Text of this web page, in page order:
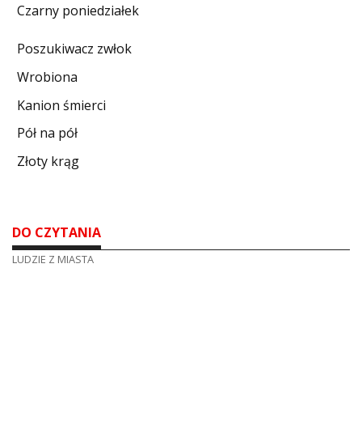
Czarny poniedziałek
Poszukiwacz zwłok
Wrobiona
Kanion śmierci
Pół na pół
Złoty krąg
DO CZYTANIA
LUDZIE Z MIASTA